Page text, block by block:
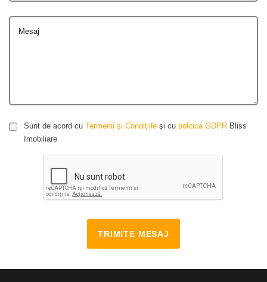
Mesaj
Sunt de acord cu Termenii şi Condiţiile şi cu politica GDPR Bliss
Imobiliare
TRIMITE MESAJ